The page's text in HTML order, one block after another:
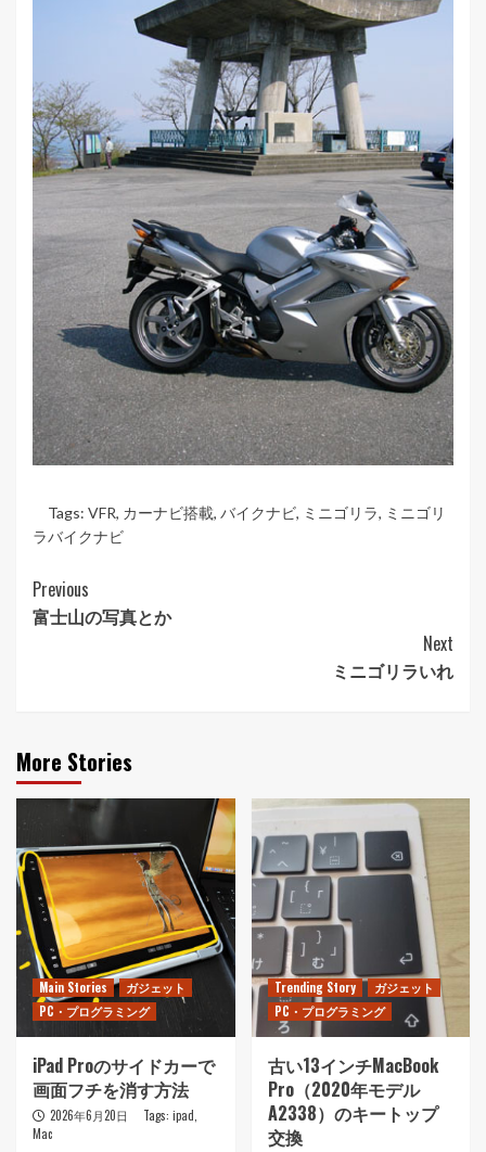
Tags: VFR, カーナビ搭載, バイクナビ, ミニゴリラ, ミニゴリ
ラバイクナビ
Post
Navigation
Previous
富士山の写真とか
Next
ミニゴリラいれ
More Stories
Main Stories
ガジェット
PC・プログラミング
iPad Proのサイドカーで
画面フチを消す方法
2026年6月20日 Tags: ipad
Mac
Trending Story
ガジェット
PC・プログラミング
古い13インチMacBook
Pro（2020年モデル
A2338）のキートップ
交換